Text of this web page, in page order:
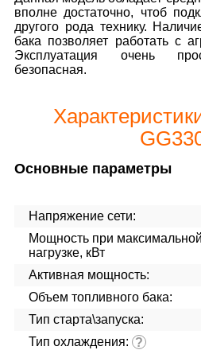
вполне достаточно, чтоб
другого рода технику.
бака позволяет работать с
Эксплуатация очень
безопасная.
Основные параметры
Напряжение сети:
Мощность при максимальной
нагрузке, кВт
Активная мощность:
Объем топливного бака:
Тип старта\запуска:
Тип охлаждения: ?